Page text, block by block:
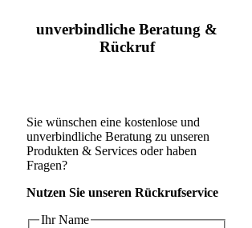
unverbindliche Beratung &
Rückruf
Sie wünschen eine kostenlose und
unverbindliche Beratung zu unseren
Produkten & Services oder haben
Fragen?
Nutzen Sie unseren Rückrufservice
Ihr Name